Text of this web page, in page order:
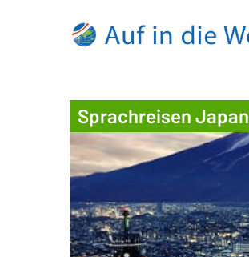
Sprachreisen Japan